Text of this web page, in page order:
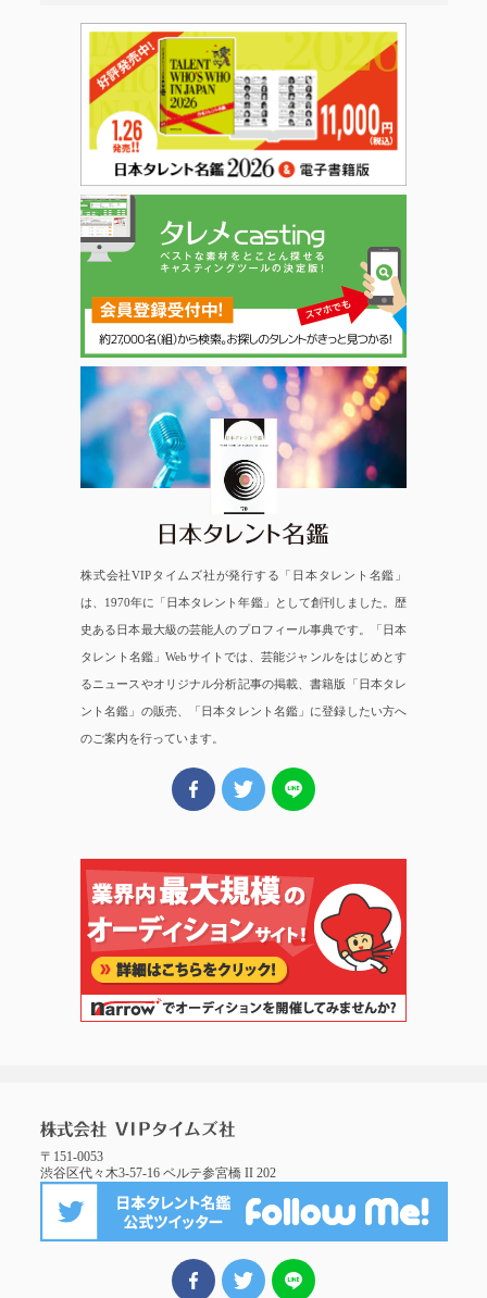
日本タレント名鑑
株式会社VIPタイムズ社が発行する「日本タレント名鑑」
は、1970年に「日本タレント年鑑」として創刊しました。歴
史ある日本最大級の芸能人のプロフィール事典です。「日本
タレント名鑑」Webサイトでは、芸能ジャンルをはじめとす
るニュースやオリジナル分析記事の掲載、書籍版「日本タレ
ント名鑑」の販売、「日本タレント名鑑」に登録したい方へ
のご案内を行っています。
〒151-0053
渋谷区代々木3-57-16 ベルテ参宮橋 II 202
FBでシェアツイート